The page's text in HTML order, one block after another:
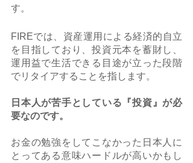
す。
FIREでは、資産運用による経済的自立
を目指しており、投資元本を蓄財し、
運用益で生活できる目途が立った段階
でリタイアすることを指します。
日本人が苦手としている『投資』が必
要なのです。
お金の勉強をしてこなかった日本人に
とってある意味ハードルが高いかもし